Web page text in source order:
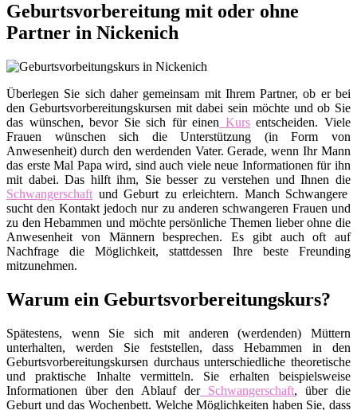
Geburtsvorbereitung mit oder ohne
Partner in Nickenich
Überlegen Sie sich daher gemeinsam mit Ihrem Partner, ob er bei
den Geburtsvorbereitungskursen mit dabei sein möchte und ob Sie
das wünschen, bevor Sie sich für einen Kursentscheiden. Viele
Frauen wünschen sich die Unterstützung (in Form von
Anwesenheit) durch den werdenden Vater. Gerade, wenn Ihr Mann
das erste Mal Papa wird, sind auch viele neue Informationen für ihn
mit dabei. Das hilft ihm, Sie besser zu verstehen und Ihnen die
Schwangerschaft und Geburt zu erleichtern. Manch Schwangere
sucht den Kontakt jedoch nur zu anderen schwangeren Frauen und
zu den Hebammen und möchte persönliche Themen lieber ohne die
Anwesenheit von Männern besprechen. Es gibt auch oft auf
Nachfrage die Möglichkeit, stattdessen Ihre beste Freunding
mitzunehmen.
Warum ein Geburtsvorbereitungskurs?
Spätestens, wenn Sie sich mit anderen (werdenden) Müttern
unterhalten, werden Sie feststellen, dass Hebammen in den
Geburtsvorbereitungskursen durchaus unterschiedliche theoretische
und praktische Inhalte vermitteln. Sie erhalten beispielsweise
Informationen über den Ablauf derSchwangerschaft, über die
Geburt und das Wochenbett. Welche Möglichkeiten haben Sie, dass